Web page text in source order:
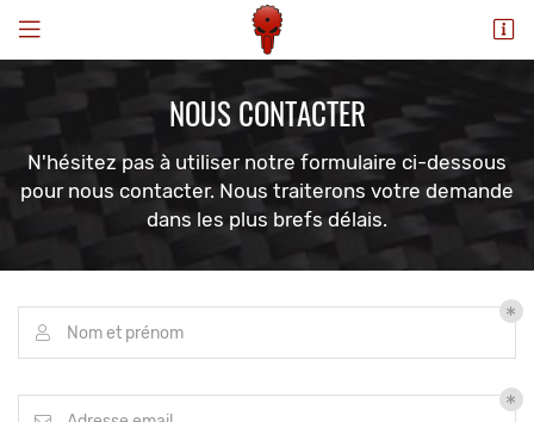
81370 Saint-Sulpice-la-Pointe
06 63 58 53 74
NOUSCONTACTER
N'hésitez pas à utiliser notre formulaire ci-dessous
pour nous contacter. Nous traiterons votre demande
dans les plus brefs délais.
 Nom et prénom